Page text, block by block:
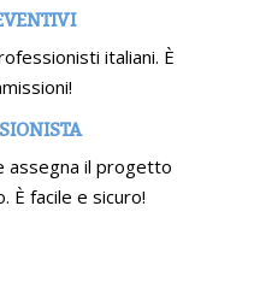
italiani. È
assegna il progetto
È facile e sicuro!